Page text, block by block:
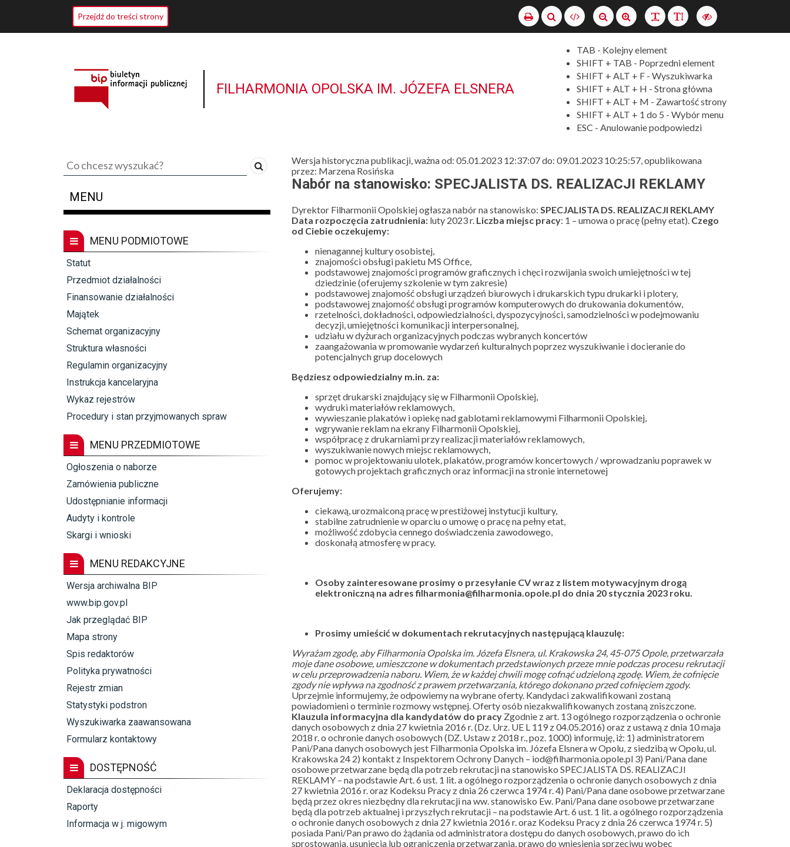
Przejdź do treści strony Drukuj
SzukajWersja
XML
Ustaw
normalny
czcionki
Ustaw
duży
czcionki
Zmień
odstęp
literami
Zmień
interlinię
Włącz
wersję
kontraście
FILHARMONIA OPOLSKA IM. JÓZEFA ELSNERA
TAB - Kolejny element
SHIFT + TAB - Poprzedni element
SHIFT + ALT + F - Wyszukiwarka
SHIFT + ALT + H - Strona główna
SHIFT + ALT + M - Zawartość strony
SHIFT + ALT + 1 do 5 - Wybór menu
ESC - Anulowanie podpowiedzi
Tekst
do
MENU
MENU PODMIOTOWE
Statut
Przedmiot działalności
Finansowanie działalności
Majątek
Schemat organizacyjny
Struktura własności
Regulamin organizacyjny
Instrukcja kancelaryjna
Wykaz rejestrów
Procedury i stan przyjmowanych spraw
MENU PRZEDMIOTOWE
Ogłoszenia o naborze
Zamówienia publiczne
Udostępnianie informacji
Audyty i kontrole
Skargi i wnioski
MENU REDAKCYJNE
Wersja archiwalna BIP
www.bip.gov.pl
Jak przeglądać BIP
Mapa strony
Spis redaktorów
Polityka prywatności
Rejestr zmian
Statystyki podstron
Wyszukiwarka zaawansowana
Formularz kontaktowy
DOSTĘPNOŚĆ
Deklaracja dostępności
Raporty
Informacja w j. migowym
Wersja historyczna publikacji, ważna od: 05.01.2023 12:37:07 do: 09.01.2023 10:25:57, opublikowana
przez: Marzena Rosińska
Nabór na stanowisko: SPECJALISTA DS. REALIZACJI REKLAMY
Dyrektor Filharmonii Opolskiej ogłasza nabór na stanowisko: SPECJALISTA DS. REALIZACJI REKLAMY
Data rozpoczęcia zatrudnienia: luty 2023 r. Liczba miejsc pracy: 1 – umowa o pracę (pełny etat). Czego
od Ciebie oczekujemy:
nienagannej kultury osobistej,
znajomości obsługi pakietu MS Office,
podstawowej znajomości programów graficznych i chęci rozwijania swoich umiejętności w tej
dziedzinie (oferujemy szkolenie w tym zakresie)
podstawowej znajomość obsługi urządzeń biurowych i drukarskich typu drukarki i plotery,
podstawowej znajomość obsługi programów komputerowych do drukowania dokumentów,
rzetelności, dokładności, odpowiedzialności, dyspozycyjności, samodzielności w podejmowaniu
decyzji, umiejętności komunikacji interpersonalnej,
udziału w dyżurach organizacyjnych podczas wybranych koncertów
zaangażowania w promowanie wydarzeń kulturalnych poprzez wyszukiwanie i docieranie do
potencjalnych grup docelowych
Będziesz odpowiedzialny m.in. za:
sprzęt drukarski znajdujący się w Filharmonii Opolskiej,
wydruki materiałów reklamowych,
wywieszanie plakatów i opiekę nad gablotami reklamowymi Filharmonii Opolskiej,
wgrywanie reklam na ekrany Filharmonii Opolskiej,
współpracę z drukarniami przy realizacji materiałów reklamowych,
wyszukiwanie nowych miejsc reklamowych,
pomoc w projektowaniu ulotek, plakatów, programów koncertowych / wprowadzaniu poprawek w
gotowych projektach graficznych oraz informacji na stronie internetowej
Oferujemy:
ciekawą, urozmaiconą pracę w prestiżowej instytucji kultury,
stabilne zatrudnienie w oparciu o umowę o pracę na pełny etat,
możliwość zdobycia cennego doświadczenia zawodowego,
doskonałą atmosferę w pracy.
Osoby zainteresowane prosimy o przesyłanie CV wraz z listem motywacyjnym drogą
elektroniczną na adres filharmonia@filharmonia.opole.pl do dnia 20 stycznia 2023 roku.
Prosimy umieścić w dokumentach rekrutacyjnych następującą klauzulę:
Wyrażam zgodę, aby Filharmonia Opolska im. Józefa Elsnera, ul. Krakowska 24, 45-075 Opole, przetwarzała
moje dane osobowe, umieszczone w dokumentach przedstawionych przeze mnie podczas procesu rekrutacji
w celu przeprowadzenia naboru. Wiem, że w każdej chwili mogę cofnąć udzieloną zgodę. Wiem, że cofnięcie
zgody nie wpływa na zgodność z prawem przetwarzania, którego dokonano przed cofnięciem zgody.
Uprzejmie informujemy, że odpowiemy na wybrane oferty. Kandydaci zakwalifikowani zostaną
powiadomieni o terminie rozmowy wstępnej. Oferty osób niezakwalifikowanych zostaną zniszczone.
Klauzula informacyjna dla kandydatów do pracy Zgodnie z art. 13 ogólnego rozporządzenia o ochronie
danych osobowych z dnia 27 kwietnia 2016 r. (Dz. Urz. UE L 119 z 04.05.2016) oraz z ustawą z dnia 10 maja
2018 r. o ochronie danych osobowych (DZ. Ustaw z 2018 r., poz. 1000) informuję, iż: 1) administratorem
Pani/Pana danych osobowych jest Filharmonia Opolska im. Józefa Elsnera w Opolu, z siedzibą w Opolu, ul.
Krakowska 24 2) kontakt z Inspektorem Ochrony Danych – iod@filharmonia.opole.pl 3) Pani/Pana dane
osobowe przetwarzane będą dla potrzeb rekrutacji na stanowisko SPECJALISTA DS. REALIZACJI
REKLAMY – na podstawie Art. 6 ust. 1 lit. a ogólnego rozporządzenia o ochronie danych osobowych z dnia
27 kwietnia 2016 r. oraz Kodeksu Pracy z dnia 26 czerwca 1974 r. 4) Pani/Pana dane osobowe przetwarzane
będą przez okres niezbędny dla rekrutacji na ww. stanowisko Ew. Pani/Pana dane osobowe przetwarzane
będą dla potrzeb aktualnej i przyszłych rekrutacji – na podstawie Art. 6 ust. 1 lit. a ogólnego rozporządzenia
o ochronie danych osobowych z dnia 27 kwietnia 2016 r. oraz Kodeksu Pracy z dnia 26 czerwca 1974 r. 5)
posiada Pani/Pan prawo do żądania od administratora dostępu do danych osobowych, prawo do ich
sprostowania, usunięcia lub ograniczenia przetwarzania, prawo do wniesienia sprzeciwu wobec